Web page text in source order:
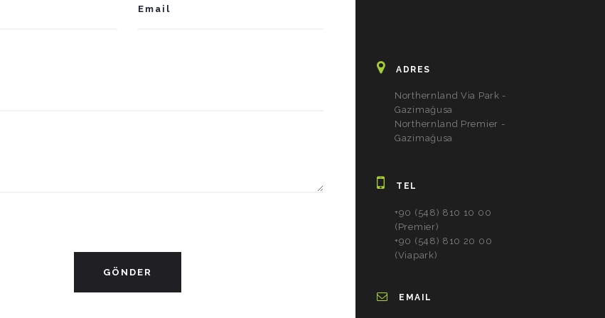
ADRES
Northernland Via Park -
Gazimağusa
Northernland Premier -
Gazimağusa
TEL
+90 (548) 810 10 00
(Premier)
+90 (548) 810 20 00
(Viapark)
EMAIL